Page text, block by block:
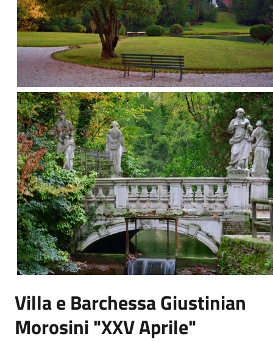
Villa e Barchessa Giustinian
Morosini "XXV Aprile"